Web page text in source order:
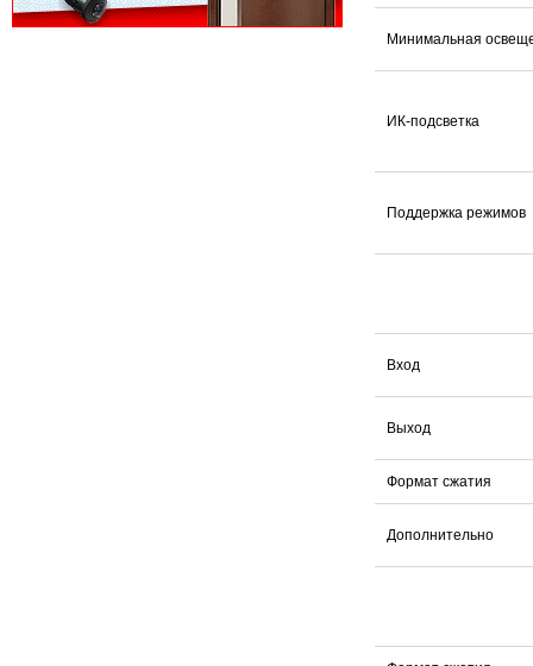
Минимальная
ИК-подсветка
Поддержка режимов
Вход
Выход
Формат сжатия
Дополнительно